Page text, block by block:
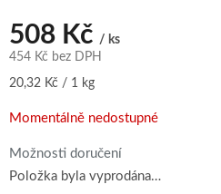
508 Kč / ks
454 Kč bez DPH
Měrná
20,32 Kč / 1 kg
Momentálně nedostupné
Možnosti doručení
Položka byla vyprodána…